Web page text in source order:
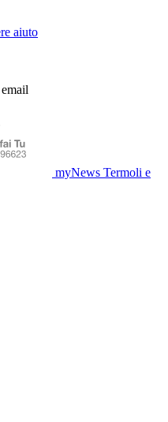
aiuto
myNews Termoli e